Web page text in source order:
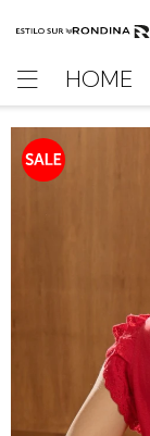
HOME
